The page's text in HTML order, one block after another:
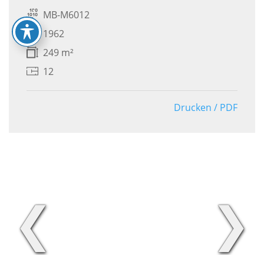
MB-M6012
1962
249 m²
12
Drucken / PDF
❮ ❯